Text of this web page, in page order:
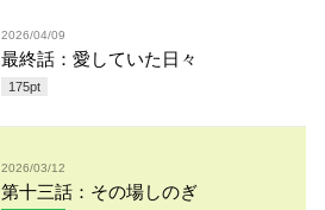
2026/04/09
最終話：愛していた日々
175pt
2026/03/12
第十三話：その場しのぎ